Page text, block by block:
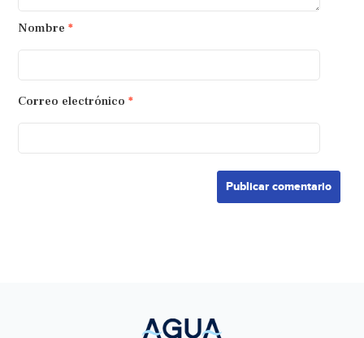
Nombre *
Correo electrónico *